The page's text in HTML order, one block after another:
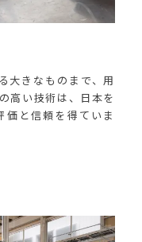
大きなものまで、用
高い技術は、日本を
と信頼を得ていま